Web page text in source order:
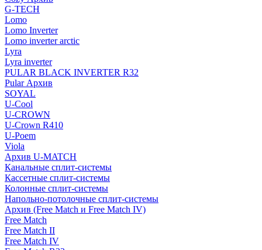
G-TECH
Lomo
Lomo Inverter
Lomo inverter arctic
Lyra
Lyra inverter
PULAR BLACK INVERTER R32
Pular Архив
SOYAL
U-Cool
U-CROWN
U-Crown R410
U-Poem
Viola
Архив U-MATCH
Канальные сплит-системы
Кассетные сплит-системы
Колонные сплит-системы
Напольно-потолочные сплит-системы
Архив (Free Match и Free Match IV)
Free Match
Free Match II
Free Match IV